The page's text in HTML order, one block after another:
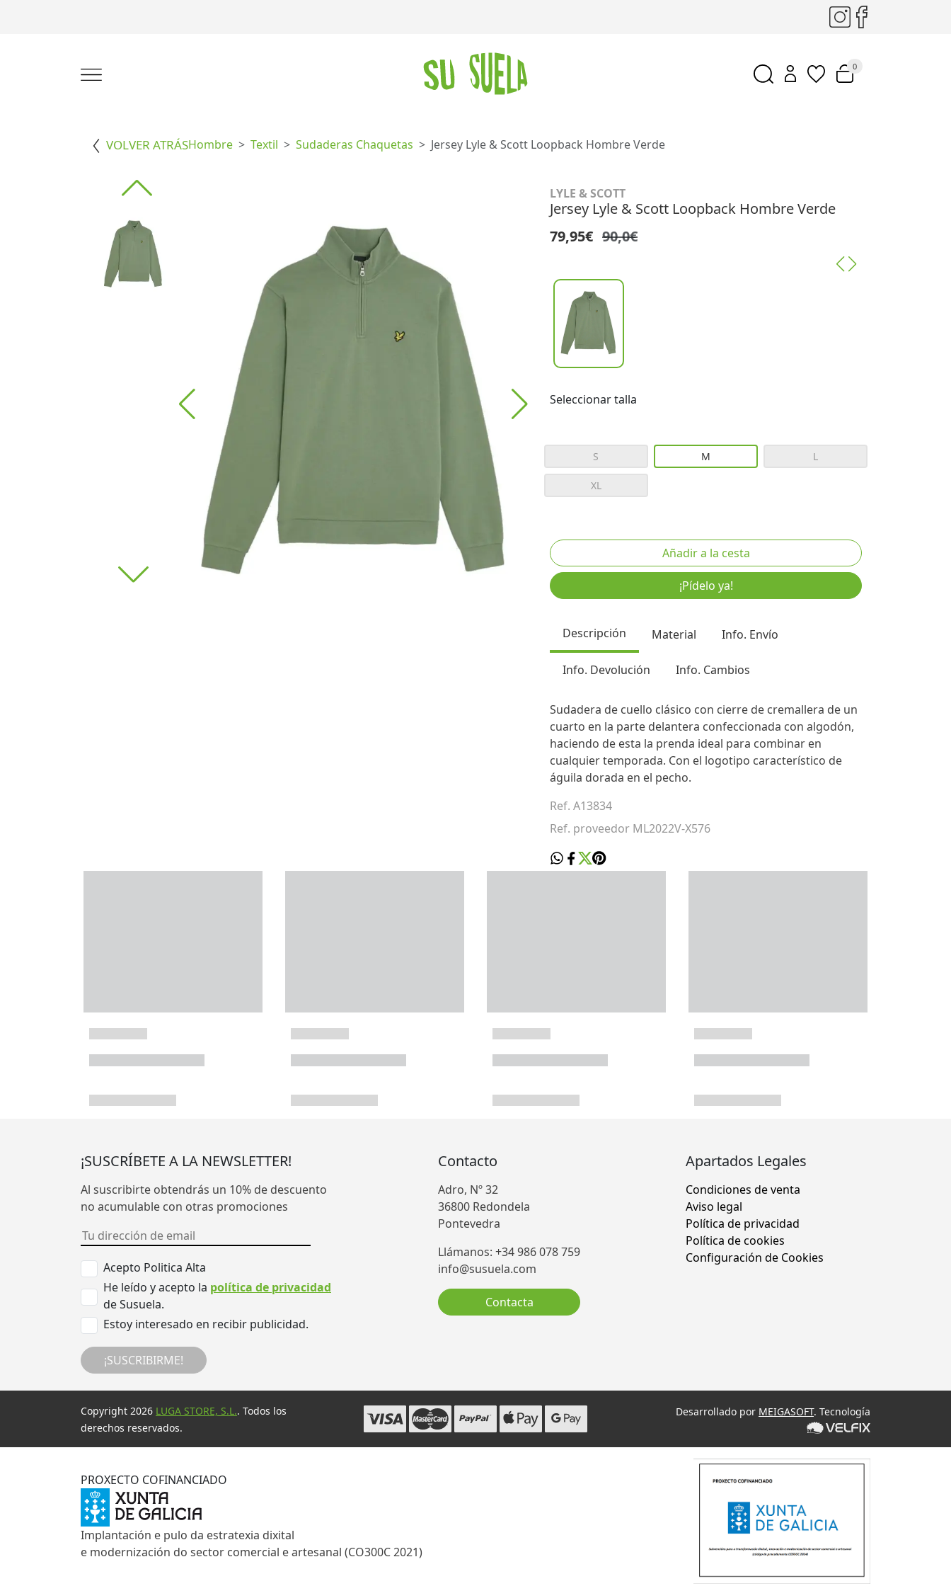
0
VOLVER ATRÁSHombre Textil Sudaderas Chaquetas Jersey Lyle & Scott Loopback Hombre Verde
LYLE & SCOTT
Jersey Lyle & Scott Loopback Hombre Verde
79,95€ 90,0€
Seleccionar talla
S M L
XL
¡Pídelo ya!
Descripción Material Info. Envío
Info. Devolución Info. Cambios
Sudadera de cuello clásico con cierre de cremallera de un
cuarto en la parte delantera confeccionada con algodón,
haciendo de esta la prenda ideal para combinar en
cualquier temporada. Con el logotipo característico de
águila dorada en el pecho.
Ref. A13834
Ref. proveedor ML2022V-X576
¡SUSCRÍBETE A LA NEWSLETTER!
Al suscribirte obtendrás un 10% de descuento
no acumulable con otras promociones
Acepto Politica Alta
He leído y acepto la política de privacidad
de Susuela.
Estoy interesado en recibir publicidad.
¡SUSCRIBIRME!
Contacto
Adro, Nº 32
36800 Redondela
Pontevedra
Llámanos: +34 986 078 759
info@susuela.com
Contacta
Apartados Legales
Condiciones de venta
Aviso legal
Política de privacidad
Política de cookies
Configuración de Cookies
Copyright 2026 LUGA STORE, S.L.. Todos los
derechos reservados.
Desarrollado por MEIGASOFT. Tecnología
PROXECTO COFINANCIADO
Implantación e pulo da estratexia dixital
e modernización do sector comercial e artesanal (CO300C 2021)